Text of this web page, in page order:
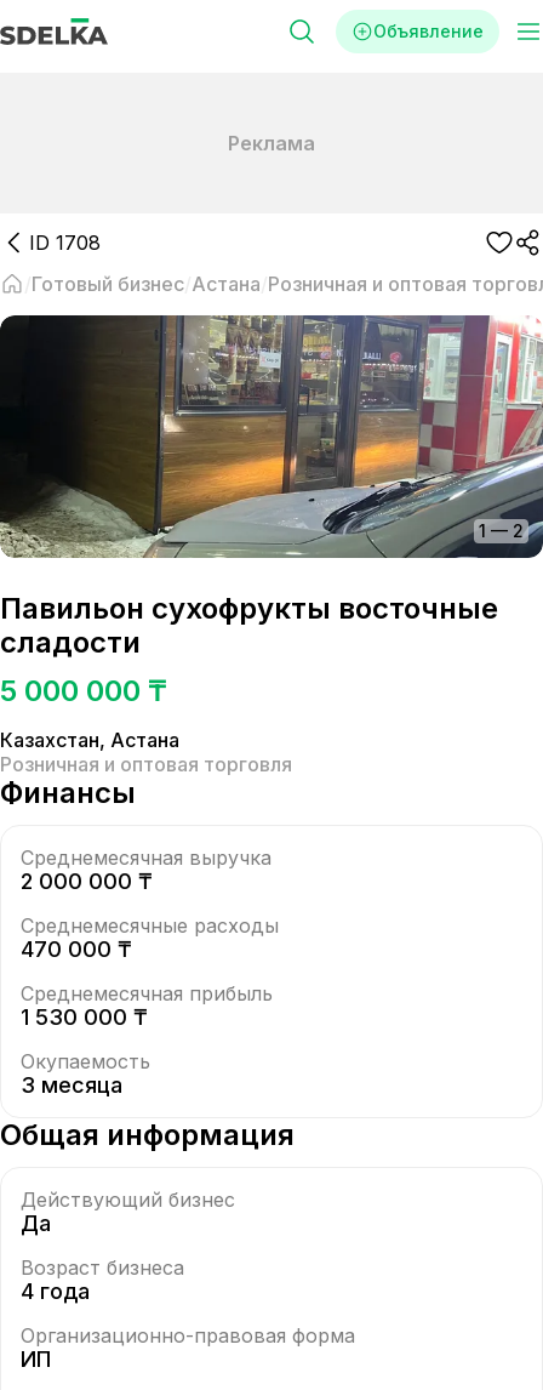
Объявление
Реклама
ID 1708
Готовый бизнес Астана Розничная и оптовая
1 — 2
Павильон сухофрукты восточные
сладости
5 000 000 ₸
Казахстан, Астана
Розничная и оптовая торговля
Финансы
Среднемесячная выручка
2 000 000 ₸
Среднемесячные расходы
470 000 ₸
Среднемесячная прибыль
1 530 000 ₸
Окупаемость
3 месяца
Общая информация
Действующий бизнес
Да
Возраст бизнеса
4 года
Организационно-правовая форма
ИП